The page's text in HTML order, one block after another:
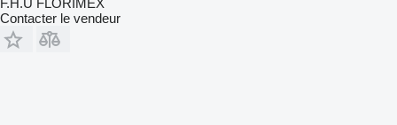
F.H.U FLORIMEX
Contacter le vendeur